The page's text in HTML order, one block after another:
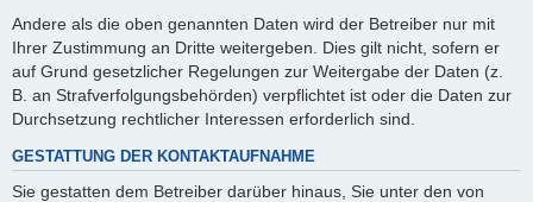
Andere als die oben genannten Daten wird der Betreiber nur mit
Ihrer Zustimmung an Dritte weitergeben. Dies gilt nicht, sofern er
auf Grund gesetzlicher Regelungen zur Weitergabe der Daten (z.
B. an Strafverfolgungsbehörden) verpflichtet ist oder die Daten zur
Durchsetzung rechtlicher Interessen erforderlich sind.
GESTATTUNG DER KONTAKTAUFNAHME
Sie gestatten dem Betreiber darüber hinaus, Sie unter den von